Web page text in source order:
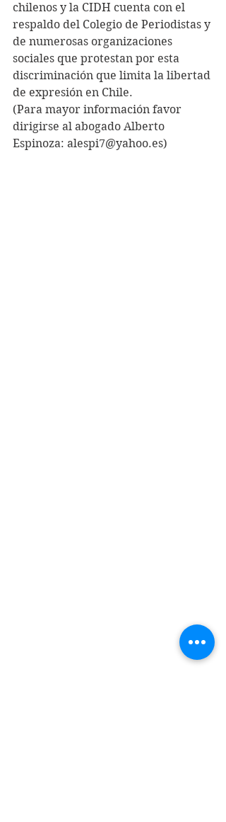
chilenos y la CIDH cuenta con el
respaldo del Colegio de Periodistas y
de numerosas organizaciones
sociales que protestan por esta
discriminación que limita la libertad
de expresión en Chile.
(Para mayor información favor
dirigirse al abogado Alberto
Espinoza: alespi7@yahoo.es)